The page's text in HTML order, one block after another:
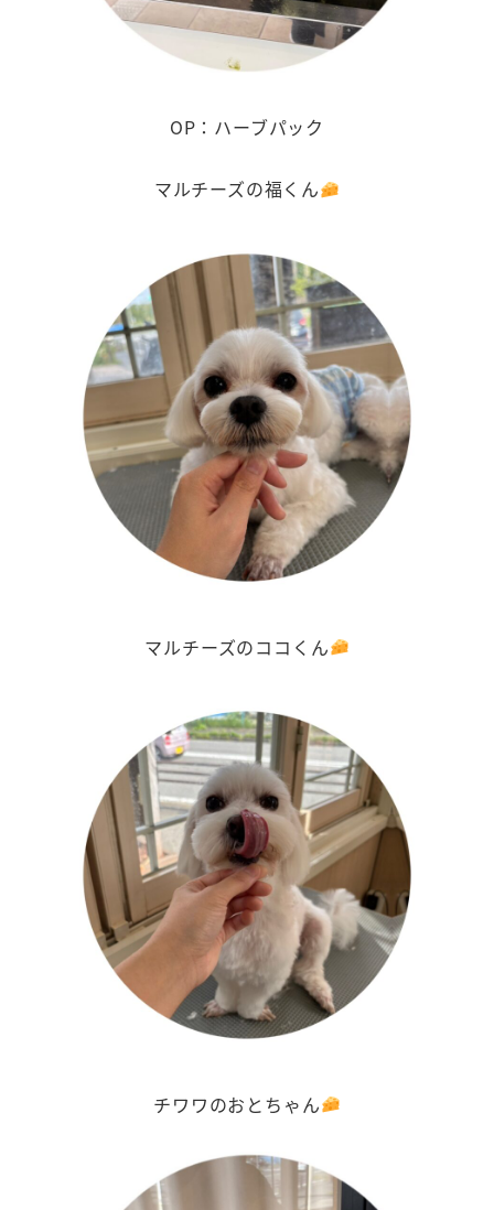
OP：ハーブパック
マルチーズの福くん
マルチーズのココくん
チワワのおとちゃん